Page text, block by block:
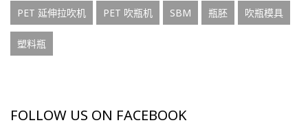
PET 延伸拉吹机 PET 吹瓶机 SBM 瓶胚 吹瓶模具
塑料瓶
FOLLOW US ON FACEBOOK